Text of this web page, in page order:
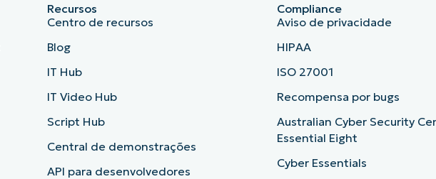
Recursos
Centro de recursos
Blog
IT Hub
IT Video Hub
Script Hub
Central de demonstrações
API para desenvolvedores
Compliance
Aviso de privacidade
HIPAA
ISO 27001
Recompensa por bugs
Australian Cyber Security
Essential Eight
Cyber Essentials